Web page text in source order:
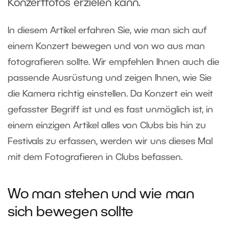
Konzertfotos erzielen kann.
In diesem Artikel erfahren Sie, wie man sich auf
einem Konzert bewegen und von wo aus man
fotografieren sollte. Wir empfehlen Ihnen auch die
passende Ausrüstung und zeigen Ihnen, wie Sie
die Kamera richtig einstellen. Da Konzert ein weit
gefasster Begriff ist und es fast unmöglich ist, in
einem einzigen Artikel alles von Clubs bis hin zu
Festivals zu erfassen, werden wir uns dieses Mal
mit dem Fotografieren in Clubs befassen.
Wo man stehen und wie man
sich bewegen sollte